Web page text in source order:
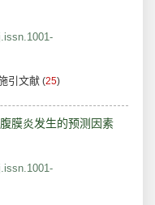
引文献 (25)
膜炎发生的预测因素